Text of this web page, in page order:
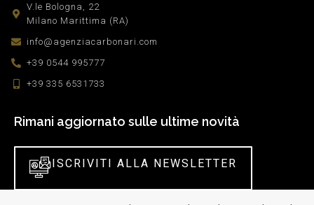
V.le Bologna, 22
Milano Marittima (RA)
info@agenziacarbonari.com
+39 0544 995777
+39 335 6531733
Rimani aggiornato sulle ultime novità
ISCRIVITI ALLA NEWSLETTER